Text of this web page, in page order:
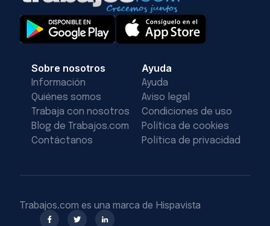
Sobre nosotros
Información
Quiénes somos
Trabaja con nosotros
Blog de Trabajos.com
Contáctanos
Ayuda
Ayuda
Aviso legal
Condiciones de uso
Política de cookies
Política de privacidad
Trabajos.com es una marca de Hispavista